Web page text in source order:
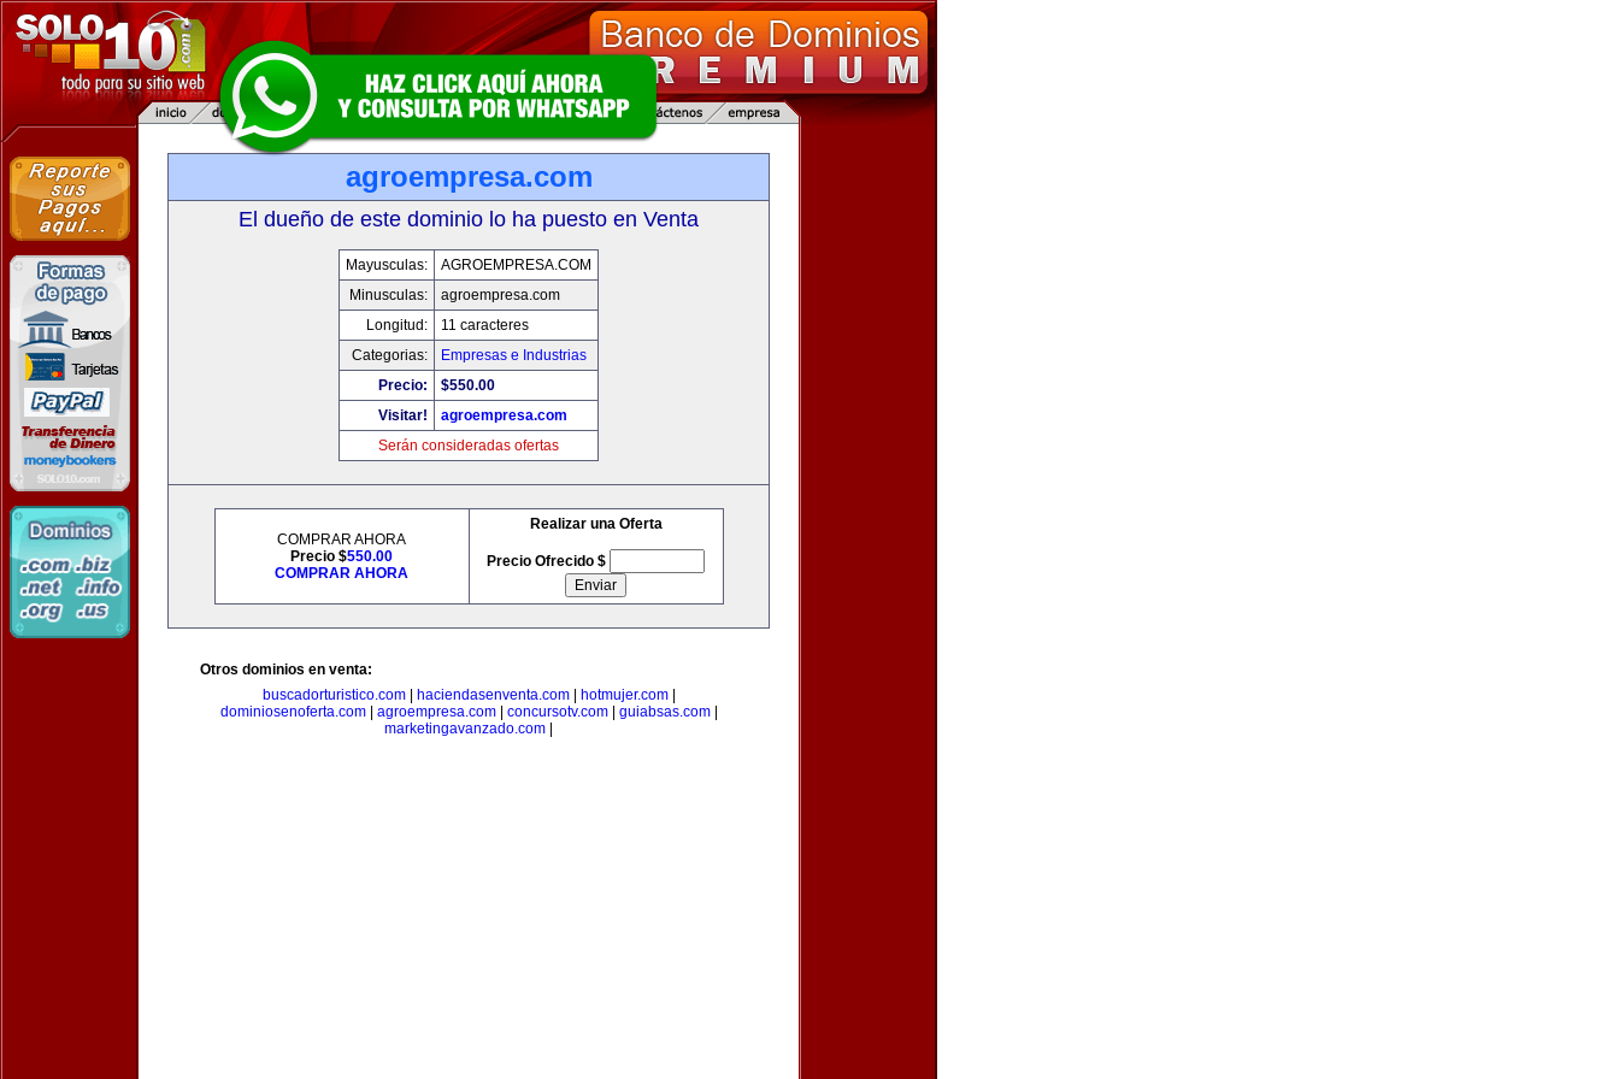
agroempresa.com
El dueño de este dominio lo ha puesto en Venta
Mayusculas:
AGROEMPRESA.COM
Minusculas:
agroempresa.com
Longitud:
11 caracteres
Categorias:
Empresas e Industrias
Precio:
$550.00
Visitar!
agroempresa.com
Serán consideradas ofertas
COMPRAR AHORA
Precio $550.00
COMPRAR AHORA
Realizar una Oferta
Precio Ofrecido $
Otros dominios en venta:
buscadorturistico.com| haciendasenventa.com| hotmujer.com|
dominiosenoferta.com| agroempresa.com| concursotv.com| guiabsas.com|
marketingavanzado.com